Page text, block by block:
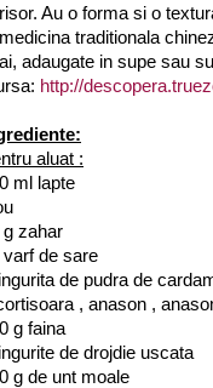
Au o forma si o
traditionala
adaugate in supe sau
http://
aluat :
ml lapte
g zahar
varf de sare
de pudra de
, anason ,
g faina
de drojdie uscata
g de unt moale